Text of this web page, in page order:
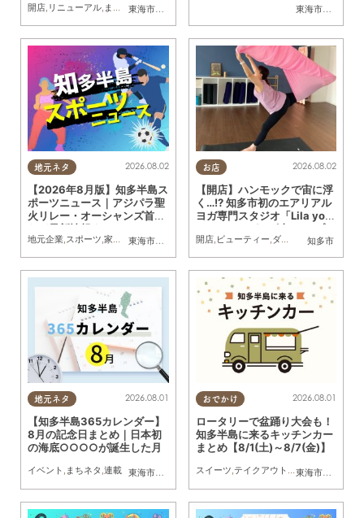
東海市
,大府市 半田市,常滑市
開店, リニューアル, まちネタ 東海市
,大府市
地元ネタ
東海市
,大府市 知多市, 東浦町,阿久比町,半田市,常滑市
2026.08.02
【2026年8月版】知多半島ス
ポーツニュース｜アジパラ聖
火リレー・オーシャンズ首位
など最新情報まとめ
地元企業 スポーツ 家族 おひとりさま 友人,トレンド
お店
知多市
2026.08.02
【開店】ハンモックで宙に浮
く…!? 知多市初のエアリアル
ヨガ専門スタジオ「Lila yog
a studio」が8/1(土)オープン
／ちたまる広告
開店, ビューティー ダイエット ,健康
地元ネタ
東海市
,大府市 知多市 ,東浦町,阿久比町 ,半田市,常滑市
2026.08.01
【知多半島365カレンダー】
8月の記念日まとめ｜日本初
の海底○○○○が誕生した月
イベント , まちネタ ,連載
おでかけ
東海市
,大府市
2026.08.01
ロータリーで盆踊り大会も！
知多半島に来るキッチンカー
まとめ【8/1(土)～8/7(金)】
スイーツ,テイクアウト ,キッチンカー